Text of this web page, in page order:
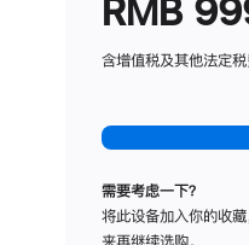
RMB
含增值税及其他法定税
需要考虑一下？
将此设备加入你的收藏
来再继续选购。